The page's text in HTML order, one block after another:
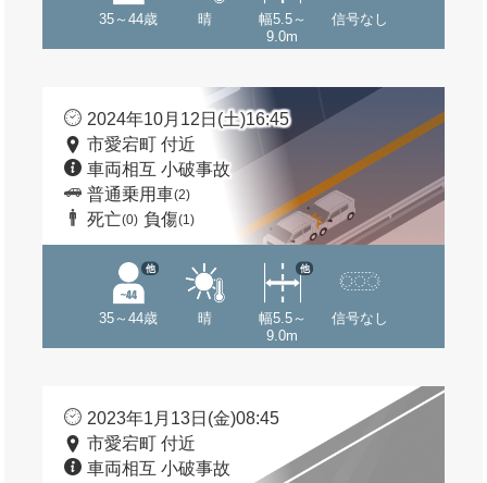
35～44歳 晴
幅5.5～
9.0m
信号なし
2024年10月12日(土)16:45
市愛宕町 付近
車両相互 小破事故
普通乗用車(2)
死亡(0) 負傷(1)
35～44歳
他
晴
幅5.5～
9.0m
他
信号なし
2023年1月13日(金)08:45
市愛宕町 付近
車両相互 小破事故